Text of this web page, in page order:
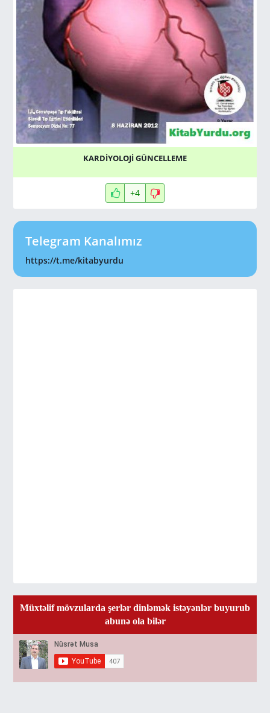
KARDİYOLOJİ GÜNCELLEME
+4
Telegram Kanalımız
https://t.me/kitabyurdu
Müxtəlif mövzularda şerlər dinləmək istəyənlər buyurub
abunə ola bilər